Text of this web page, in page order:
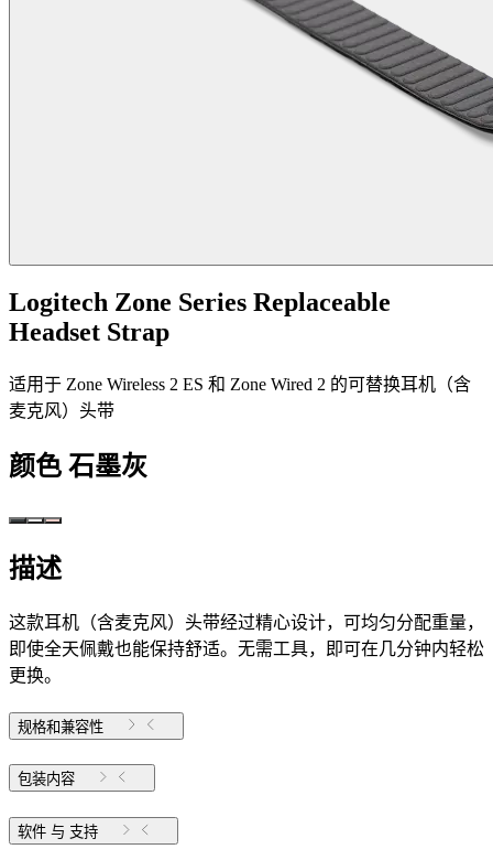
Logitech Zone Series Replaceable
Headset Strap
适用于 Zone Wireless 2 ES 和 Zone Wired 2 的可替换耳机（含
麦克风）头带
颜色 石墨灰
描述
这款耳机（含麦克风）头带经过精心设计，可均匀分配重量，
即使全天佩戴也能保持舒适。无需工具，即可在几分钟内轻松
更换。
规格和兼容性
包装内容
软件 与 支持